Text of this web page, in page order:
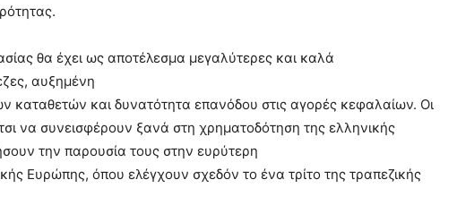
θα έχει ως αποτέλεσμα μεγαλύτερες και καλά
αυξημένη
καταθετών και δυνατότητα επανόδου στις αγορές κεφαλαίων. Οι
να συνεισφέρουν ξανά στη χρηματοδότηση της ελληνικής
την παρουσία τους στην ευρύτερη
Ευρώπης, όπου ελέγχουν σχεδόν το ένα τρίτο της τραπεζικής